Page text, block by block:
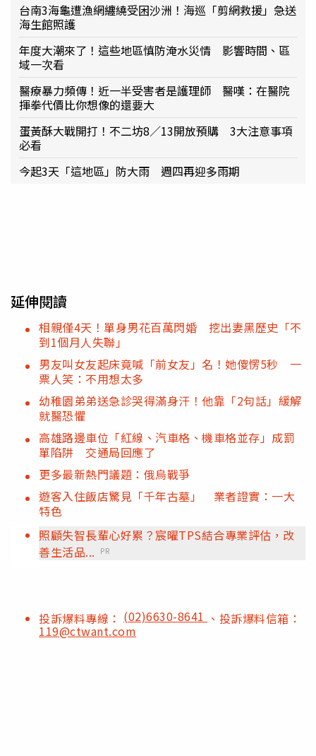
台南3海龜遭漁網纏繞受困沙洲！海巡「剪網救援」急送
海生館照護
年度大潮來了！這些地區慎防淹水災情 影響時間、區
域一次看
醫療暴力頻傳！近一半受害者是護理師 醫嘆：在醫院
揮拳代價比你想像的還要大
蛋黃酥大戰開打！不二坊8／13開放預購 3大注意事項
必看
今起3天「這地區」防大雨 週四再迎多雨期
延伸閱讀
相親僅4天！單身男花百萬閃婚 挖出妻黑歷史「不
到1個月人失聯」
男友叫女友起床竟喊「前女友」名！她傻愣5秒 一
票人笑：不用想太多
幼稚園弟弟送急診哭得滿身汗！他靠「2句話」緩解
就醫恐懼
高雄路邊車位「紅線、汽車格、機車格並存」成罰
單陷阱 交通局回應了
更多最新熱門議題：俄烏戰爭
遊客入住飯店驚見「千年古墓」 業者證實：一大
特色
照顧失智長輩心好累？宸曜TPS結合專業評估，改
善生活品...
PR
投訴爆料專線： (02)6630-8641 、投訴爆料信箱：
119@ctwant.com